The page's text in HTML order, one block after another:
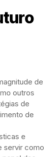
de
outros
de
de
e
servir como